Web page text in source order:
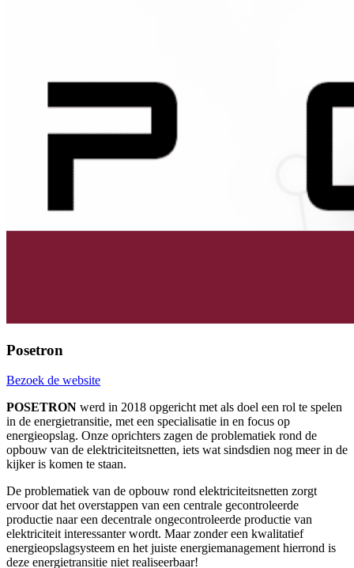
Posetron
Bezoek de website
POSETRON werd in 2018 opgericht met als doel een rol te spelen
in de energietransitie, met een specialisatie in en focus op
energieopslag. Onze oprichters zagen de problematiek rond de
opbouw van de elektriciteitsnetten, iets wat sindsdien nog meer in de
kijker is komen te staan.
De problematiek van de opbouw rond elektriciteitsnetten zorgt
ervoor dat het overstappen van een centrale gecontroleerde
productie naar een decentrale ongecontroleerde productie van
elektriciteit interessanter wordt. Maar zonder een kwalitatief
energieopslagsysteem en het juiste energiemanagement hierrond is
deze energietransitie niet realiseerbaar!